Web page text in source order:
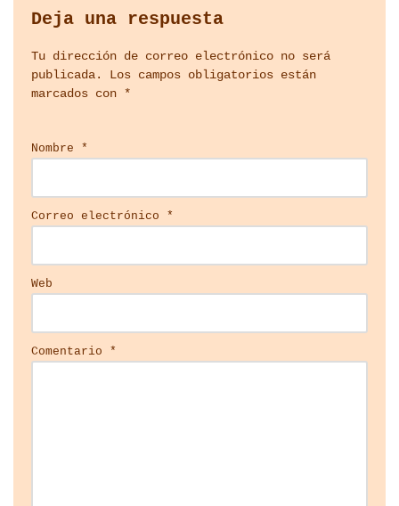
Deja una respuesta
Tu dirección de correo electrónico no será
publicada.
Los campos obligatorios están
marcados con *
Nombre *
Correo electrónico *
Web
Comentario *